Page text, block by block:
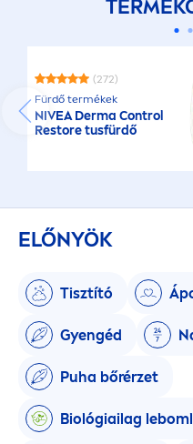
(272)
Fürdő termékek
NIVEADerma Control
Restore tusfürdő
ELŐNYÖK
Tisztító
Gyengéd
Puha bőrérzet
Biológiailag